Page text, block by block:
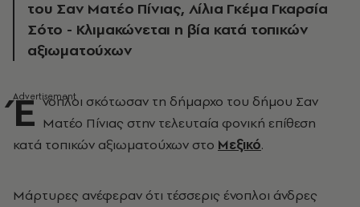
του Σαν Ματέο Πίνιας, Λίλια Γκέμα Γκαρσία
Σότο - Κλιμακώνεται η βία κατά τοπικών
αξιωματούχων
Έ νοπλοι σκότωσαν τη δήμαρχο του δήμου Σαν
Ματέο Πίνιας στην τελευταία φονική επίθεση
κατά τοπικών αξιωματούχων στο Μεξικό.
Μάρτυρες ανέφεραν ότι τέσσερις ένοπλοι άνδρες